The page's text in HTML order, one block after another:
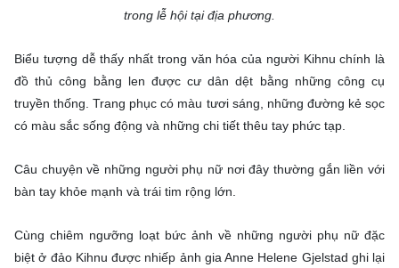
trong lễ hội tại địa phương.
Biểu tượng dễ thấy nhất trong văn hóa của người Kihnu chính là
đồ thủ công bằng len được cư dân dệt bằng những công cụ
truyền thống. Trang phục có màu tươi sáng, những đường kẻ sọc
có màu sắc sống động và những chi tiết thêu tay phức tạp.
Câu chuyện về những người phụ nữ nơi đây thường gắn liền với
bàn tay khỏe mạnh và trái tim rộng lớn.
Cùng chiêm ngưỡng loạt bức ảnh về những người phụ nữ đặc
biệt ở đảo Kihnu được nhiếp ảnh gia Anne Helene Gjelstad ghi lại